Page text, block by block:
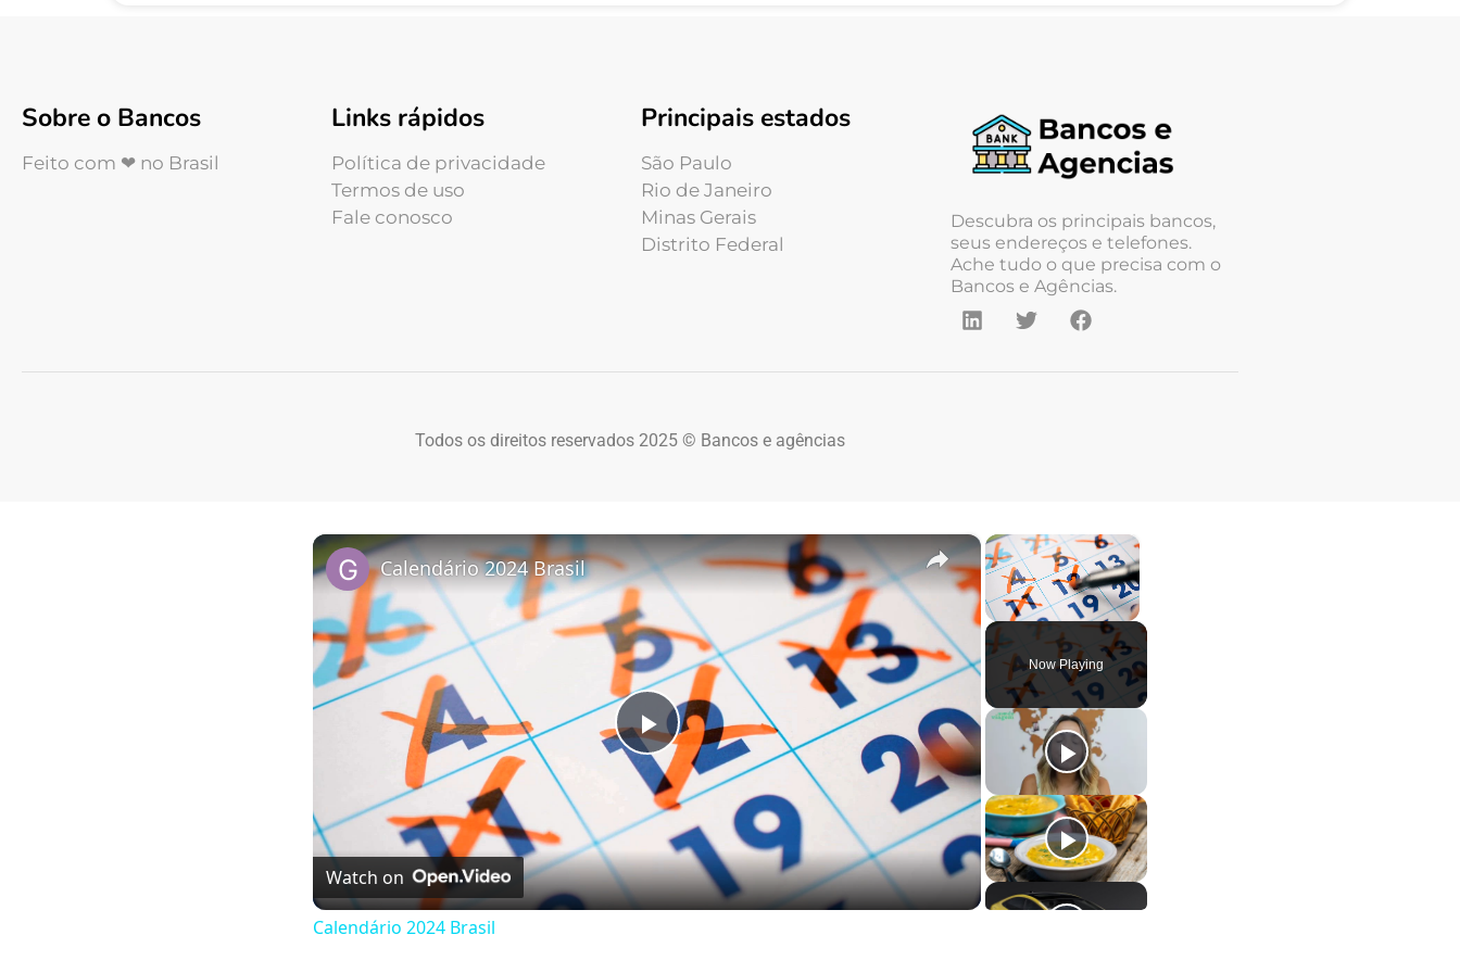
Sobre o Bancos
Feito com ❤ no Brasil
Links rápidos
Política de privacidade
Termos de uso
Fale conosco
Principais estados
São Paulo
Rio de Janeiro
Minas Gerais
Distrito Federal
Descubra os principais bancos,
seus endereços e telefones.
Ache tudo o que precisa com o
Bancos e Agências.
Todos os direitos reservados 2025 © Bancos e agências
×
Now Playing
×
Play Video
Calendário 2024 Brasil
Watch on
Calendário 2024 Brasil